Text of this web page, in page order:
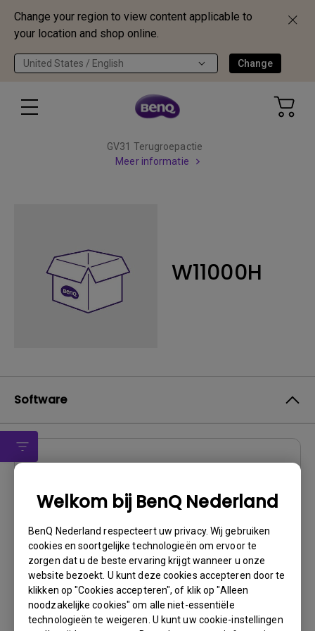
Change your region to view content applicable to
your location and shop online.
United States / English Change
Welkom bij BenQ Nederland
BenQ Nederland respecteert uw privacy. Wij gebruiken
cookies en soortgelijke technologieën om ervoor te
zorgen dat u de beste ervaring krijgt wanneer u onze
website bezoekt. U kunt deze cookies accepteren door te
klikken op "Cookies accepteren", of klik op "Alleen
noodzakelijke cookies" om alle niet-essentiële
technologieën te weigeren. U kunt uw cookie-instellingen
GV31 Terugroepactie
Meer informatie
W11000H
Software
DMS Local
OS Version:
3.1.2.0
Update: 2024/04/29
Bestandsformaat:88.43 MB
Downloaden